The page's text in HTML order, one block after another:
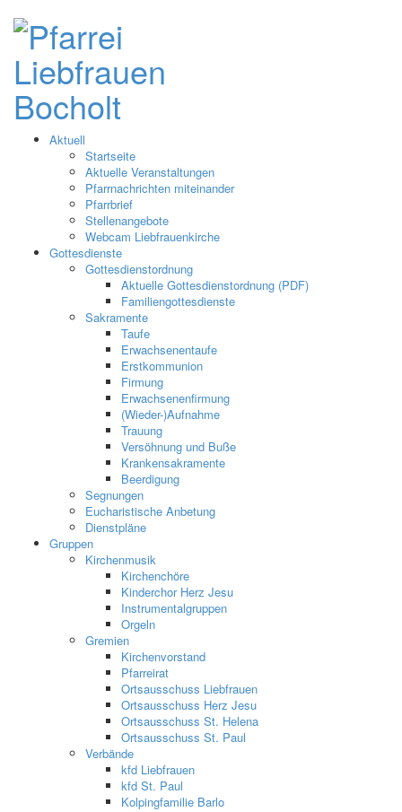
Aktuell
Startseite
Aktuelle Veranstaltungen
Pfarrnachrichten miteinander
Pfarrbrief
Stellenangebote
Webcam Liebfrauenkirche
Gottesdienste
Gottesdienstordnung
Aktuelle Gottesdienstordnung (PDF)
Familiengottesdienste
Sakramente
Taufe
Erwachsenentaufe
Erstkommunion
Firmung
Erwachsenenfirmung
(Wieder-)Aufnahme
Trauung
Versöhnung und Buße
Krankensakramente
Beerdigung
Segnungen
Eucharistische Anbetung
Dienstpläne
Gruppen
Kirchenmusik
Kirchenchöre
Kinderchor Herz Jesu
Instrumentalgruppen
Orgeln
Gremien
Kirchenvorstand
Pfarreirat
Ortsausschuss Liebfrauen
Ortsausschuss Herz Jesu
Ortsausschuss St. Helena
Ortsausschuss St. Paul
Verbände
kfd Liebfrauen
kfd St. Paul
Kolpingfamilie Barlo